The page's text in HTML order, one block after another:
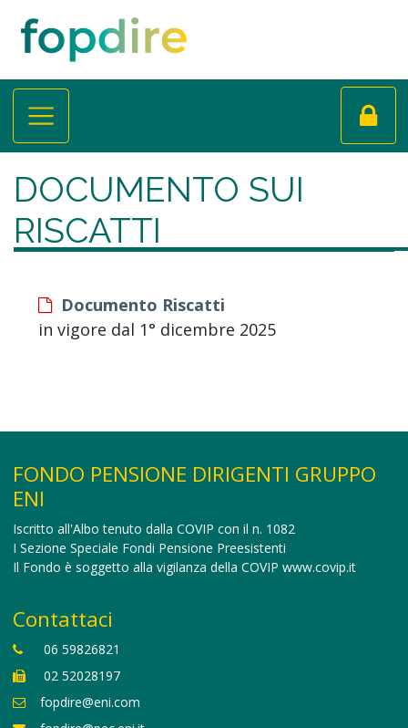
DOCUMENTO SUI
RISCATTI
Documento Riscatti
in vigore dal 1° dicembre 2025
FONDO PENSIONE DIRIGENTI GRUPPO
ENI
Iscritto all'Albo tenuto dalla COVIP con il n. 1082
I Sezione Speciale Fondi Pensione Preesistenti
Il Fondo è soggetto alla vigilanza della COVIP www.covip.it
Contattaci
06 59826821
02 52028197
fopdire@eni.com